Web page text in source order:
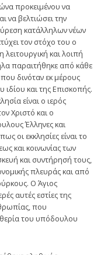
προκειμένου να
να βελτιώσει την
κατάλληλων νέων
τον στόχο του ο
λειτουργική και λοιπή
παραιτήθηκε από κάθε
δινόταν εκ μέρους
ιδίου και της Επισκοπής.
είναι ο ιερός
Χριστό και ο
Έλληνες και
οι εκκλησίες είναι το
και κοινωνίας των
και συντήρησή τους,
πλευράς και από
Ο Άγιος
αυτές εστίες της
που
του υπόδουλου